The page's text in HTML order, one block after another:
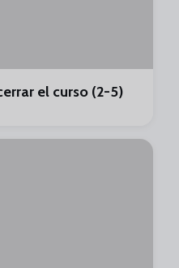
el curso (2-5)